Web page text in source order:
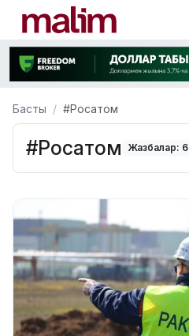
Басты #Росатом
#Росатом Жазбалар: 6